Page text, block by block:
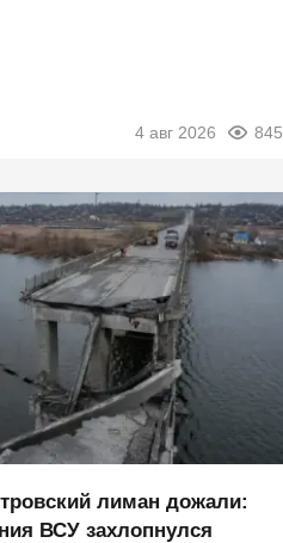
4 авг 2026 845
лиман дожали:
ВСУ захлопнулся